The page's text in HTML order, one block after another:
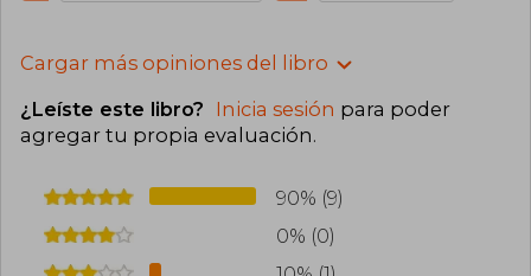
Cargar más opiniones del libro
¿Leíste este libro? Inicia sesión para poder
agregar tu propia evaluación.
90% (9)
0% (0)